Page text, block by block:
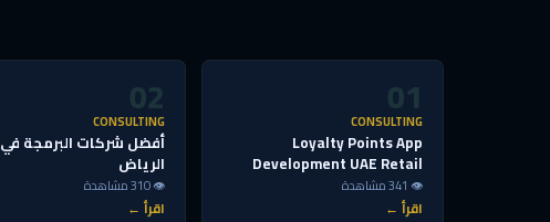
01
CONSULTING
Loyalty Points App
Development UAE Retail
👁 341 مشاهدة
اقرأ ←
02
CONSULTING
أفضل شركات البرمجة في
الرياض
👁 310 مشاهدة
اقرأ ←